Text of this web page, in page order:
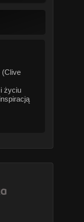
(Clive
życiu